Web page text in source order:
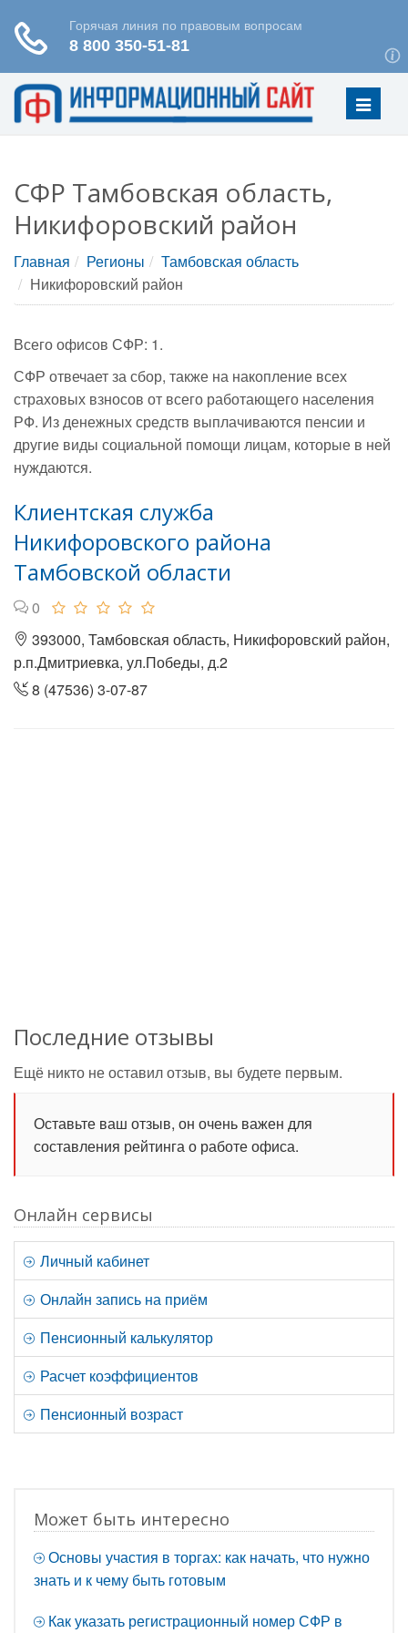
Меню
СФР Тамбовская область,
Никифоровский район
Главная Регионы
Тамбовская область
Никифоровский район
Всего офисов СФР: 1.
СФР отвечает за сбор, также на накопление всех
страховых взносов от всего работающего населения
РФ. Из денежных средств выплачиваются пенсии и
другие виды социальной помощи лицам, которые в ней
нуждаются.
Клиентская служба
Никифоровского района
Тамбовской области
0
393000, Тамбовская область, Никифоровский район,
р.п.Дмитриевка, ул.Победы, д.2
8 (47536) 3-07-87
Последние отзывы
Ещё никто не оставил отзыв, вы будете первым.
Оставьте ваш отзыв, он очень важен для
составления рейтинга о работе офиса.
Онлайн сервисы
Личный кабинет
Онлайн запись на приём
Пенсионный калькулятор
Расчет коэффициентов
Пенсионный возраст
Может быть интересно
Основы участия в торгах: как начать, что нужно
знать и к чему быть готовым
Как указать регистрационный номер СФР в